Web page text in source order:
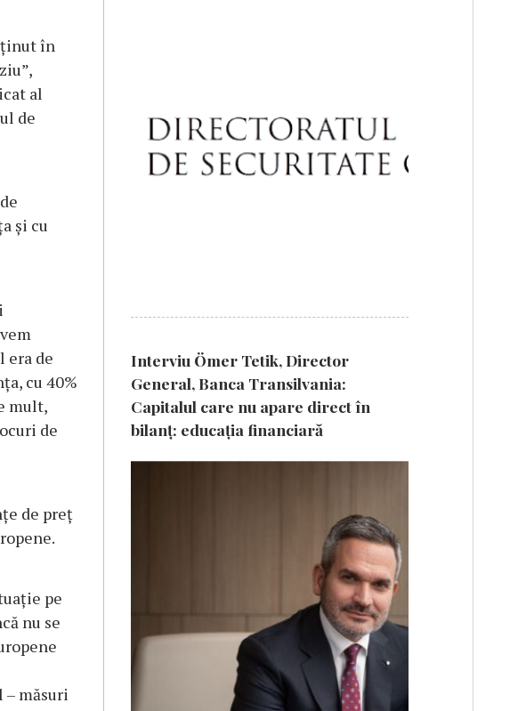
în
al
de
şi cu
era de
cu 40%
mult,
de
de preţ
pe
nu se
măsuri
Interviu Ömer Tetik, Director
General, Banca Transilvania:
Capitalul care nu apare direct în
bilanț: educația financiară